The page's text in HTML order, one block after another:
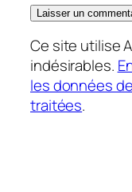
Ce site utilise
indésirables.
les données
traitées.